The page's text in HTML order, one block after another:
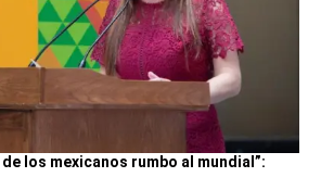
los mexicanos rumbo al mundial”: